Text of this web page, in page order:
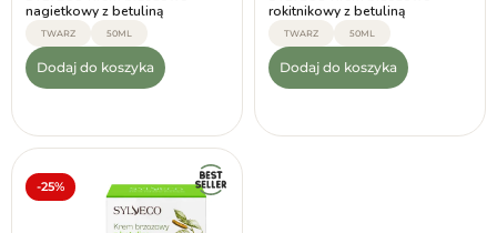
nagietkowy z betuliną
TWARZ 50ML
Dodaj do koszyka
rokitnikowy z betuliną
TWARZ 50ML
Dodaj do koszyka
-25%